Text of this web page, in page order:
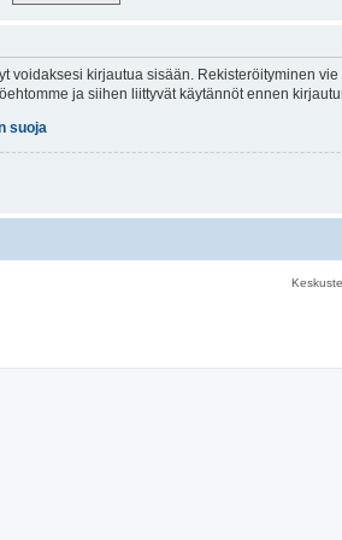
voidaksesi kirjautua sisään. Rekisteröityminen
ja siihen liittyvät käytännöt ennen
suoja